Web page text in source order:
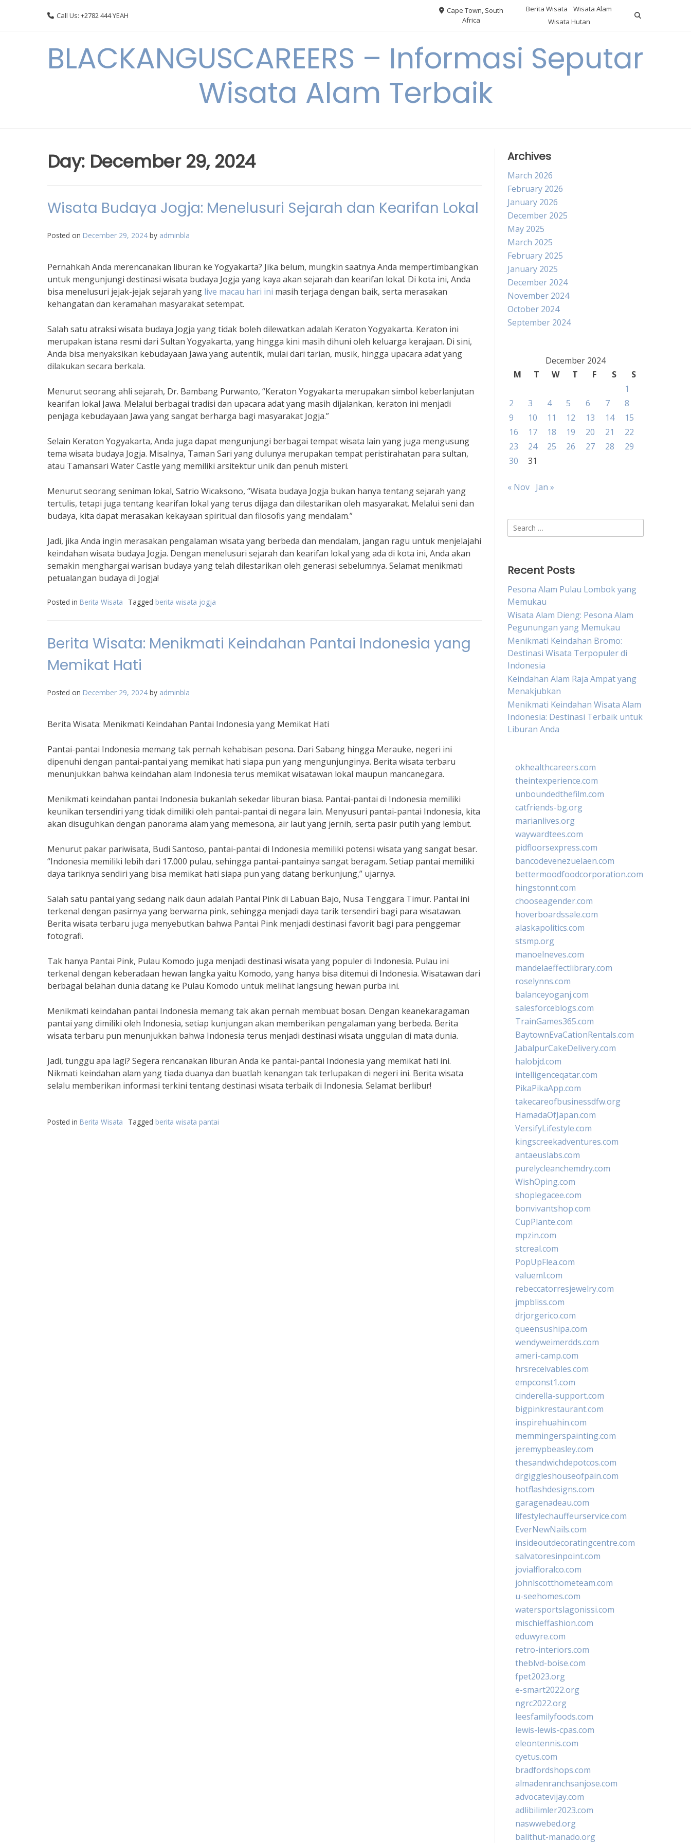
Call Us: +2782 444 YEAH
Cape Town, South
Africa
Berita Wisata
Wisata Alam
Wisata Hutan
BLACKANGUSCAREERS – Informasi Seputar
Wisata Alam Terbaik
Day: December 29, 2024
Wisata Budaya Jogja: Menelusuri Sejarah dan Kearifan Lokal
Posted on December 29, 2024 by adminbla
Pernahkah Anda merencanakan liburan ke Yogyakarta? Jika belum, mungkin saatnya Anda mempertimbangkan
untuk mengunjungi destinasi wisata budaya Jogja yang kaya akan sejarah dan kearifan lokal. Di kota ini, Anda
bisa menelusuri jejak-jejak sejarah yang live macau hari ini masih terjaga dengan baik, serta merasakan
kehangatan dan keramahan masyarakat setempat.
Salah satu atraksi wisata budaya Jogja yang tidak boleh dilewatkan adalah Keraton Yogyakarta. Keraton ini
merupakan istana resmi dari Sultan Yogyakarta, yang hingga kini masih dihuni oleh keluarga kerajaan. Di sini,
Anda bisa menyaksikan kebudayaan Jawa yang autentik, mulai dari tarian, musik, hingga upacara adat yang
dilakukan secara berkala.
Menurut seorang ahli sejarah, Dr. Bambang Purwanto, “Keraton Yogyakarta merupakan simbol keberlanjutan
kearifan lokal Jawa. Melalui berbagai tradisi dan upacara adat yang masih dijalankan, keraton ini menjadi
penjaga kebudayaan Jawa yang sangat berharga bagi masyarakat Jogja.”
Selain Keraton Yogyakarta, Anda juga dapat mengunjungi berbagai tempat wisata lain yang juga mengusung
tema wisata budaya Jogja. Misalnya, Taman Sari yang dulunya merupakan tempat peristirahatan para sultan,
atau Tamansari Water Castle yang memiliki arsitektur unik dan penuh misteri.
Menurut seorang seniman lokal, Satrio Wicaksono, “Wisata budaya Jogja bukan hanya tentang sejarah yang
tertulis, tetapi juga tentang kearifan lokal yang terus dijaga dan dilestarikan oleh masyarakat. Melalui seni dan
budaya, kita dapat merasakan kekayaan spiritual dan filosofis yang mendalam.”
Jadi, jika Anda ingin merasakan pengalaman wisata yang berbeda dan mendalam, jangan ragu untuk menjelajahi
keindahan wisata budaya Jogja. Dengan menelusuri sejarah dan kearifan lokal yang ada di kota ini, Anda akan
semakin menghargai warisan budaya yang telah dilestarikan oleh generasi sebelumnya. Selamat menikmati
petualangan budaya di Jogja!
Posted in Berita Wisata Tagged berita wisata jogja
Berita Wisata: Menikmati Keindahan Pantai Indonesia yang
Memikat Hati
Posted on December 29, 2024 by adminbla
Berita Wisata: Menikmati Keindahan Pantai Indonesia yang Memikat Hati
Pantai-pantai Indonesia memang tak pernah kehabisan pesona. Dari Sabang hingga Merauke, negeri ini
dipenuhi dengan pantai-pantai yang memikat hati siapa pun yang mengunjunginya. Berita wisata terbaru
menunjukkan bahwa keindahan alam Indonesia terus memikat wisatawan lokal maupun mancanegara.
Menikmati keindahan pantai Indonesia bukanlah sekedar liburan biasa. Pantai-pantai di Indonesia memiliki
keunikan tersendiri yang tidak dimiliki oleh pantai-pantai di negara lain. Menyusuri pantai-pantai Indonesia, kita
akan disuguhkan dengan panorama alam yang memesona, air laut yang jernih, serta pasir putih yang lembut.
Menurut pakar pariwisata, Budi Santoso, pantai-pantai di Indonesia memiliki potensi wisata yang sangat besar.
“Indonesia memiliki lebih dari 17.000 pulau, sehingga pantai-pantainya sangat beragam. Setiap pantai memiliki
daya tariknya sendiri yang bisa memikat hati siapa pun yang datang berkunjung,” ujarnya.
Salah satu pantai yang sedang naik daun adalah Pantai Pink di Labuan Bajo, Nusa Tenggara Timur. Pantai ini
terkenal dengan pasirnya yang berwarna pink, sehingga menjadi daya tarik tersendiri bagi para wisatawan.
Berita wisata terbaru juga menyebutkan bahwa Pantai Pink menjadi destinasi favorit bagi para penggemar
fotografi.
Tak hanya Pantai Pink, Pulau Komodo juga menjadi destinasi wisata yang populer di Indonesia. Pulau ini
terkenal dengan keberadaan hewan langka yaitu Komodo, yang hanya bisa ditemui di Indonesia. Wisatawan dari
berbagai belahan dunia datang ke Pulau Komodo untuk melihat langsung hewan purba ini.
Menikmati keindahan pantai Indonesia memang tak akan pernah membuat bosan. Dengan keanekaragaman
pantai yang dimiliki oleh Indonesia, setiap kunjungan akan memberikan pengalaman yang berbeda. Berita
wisata terbaru pun menunjukkan bahwa Indonesia terus menjadi destinasi wisata unggulan di mata dunia.
Jadi, tunggu apa lagi? Segera rencanakan liburan Anda ke pantai-pantai Indonesia yang memikat hati ini.
Nikmati keindahan alam yang tiada duanya dan buatlah kenangan tak terlupakan di negeri ini. Berita wisata
selalu memberikan informasi terkini tentang destinasi wisata terbaik di Indonesia. Selamat berlibur!
Posted in Berita Wisata Tagged berita wisata pantai
Archives
March 2026
February 2026
January 2026
December 2025
May 2025
March 2025
February 2025
January 2025
December 2024
November 2024
October 2024
September 2024
December 2024
M
T W T F S
S
1
2
3 4 5 6 7
8
9
10 11 12 13 14
15
16
17 18 19 20 21
22
23
24 25 26 27 28
29
30
31
« Nov Jan »
Search
for:
Recent Posts
Pesona Alam Pulau Lombok yang
Memukau
Wisata Alam Dieng: Pesona Alam
Pegunungan yang Memukau
Menikmati Keindahan Bromo:
Destinasi Wisata Terpopuler di
Indonesia
Keindahan Alam Raja Ampat yang
Menakjubkan
Menikmati Keindahan Wisata Alam
Indonesia: Destinasi Terbaik untuk
Liburan Anda
okhealthcareers.com
theintexperience.com
unboundedthefilm.com
catfriends-bg.org
marianlives.org
waywardtees.com
pidfloorsexpress.com
bancodevenezuelaen.com
bettermoodfoodcorporation.com
hingstonnt.com
chooseagender.com
hoverboardssale.com
alaskapolitics.com
stsmp.org
manoelneves.com
mandelaeffectlibrary.com
roselynns.com
balanceyoganj.com
salesforceblogs.com
TrainGames365.com
BaytownEvaCationRentals.com
JabalpurCakeDelivery.com
halobjd.com
intelligenceqatar.com
PikaPikaApp.com
takecareofbusinessdfw.org
HamadaOfJapan.com
VersifyLifestyle.com
kingscreekadventures.com
antaeuslabs.com
purelycleanchemdry.com
WishOping.com
shoplegacee.com
bonvivantshop.com
CupPlante.com
mpzin.com
stcreal.com
PopUpFlea.com
valueml.com
rebeccatorresjewelry.com
jmpbliss.com
drjorgerico.com
queensushipa.com
wendyweimerdds.com
ameri-camp.com
hrsreceivables.com
empconst1.com
cinderella-support.com
bigpinkrestaurant.com
inspirehuahin.com
memmingerspainting.com
jeremypbeasley.com
thesandwichdepotcos.com
drgiggleshouseofpain.com
hotflashdesigns.com
garagenadeau.com
lifestylechauffeurservice.com
EverNewNails.com
insideoutdecoratingcentre.com
salvatoresinpoint.com
jovialfloralco.com
johnlscotthometeam.com
u-seehomes.com
watersportslagonissi.com
mischieffashion.com
eduwyre.com
retro-interiors.com
theblvd-boise.com
fpet2023.org
e-smart2022.org
ngrc2022.org
leesfamilyfoods.com
lewis-lewis-cpas.com
eleontennis.com
cyetus.com
bradfordshops.com
almadenranchsanjose.com
advocatevijay.com
adlibilimler2023.com
naswwebed.org
balithut-manado.org